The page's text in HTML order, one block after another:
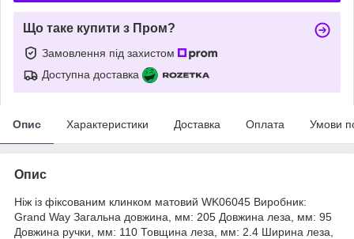
Що таке купити з Пром?
Замовлення під захистом
Доступна доставка
Опис Характеристики Доставка Оплата Умови
Опис
Ніж із фіксованим клинком матовий WK06045 Виробник:
Grand Way Загальна довжина, мм: 205 Довжина леза, мм: 95
Довжина ручки, мм: 110 Товщина леза, мм: 2.4 Ширина леза,